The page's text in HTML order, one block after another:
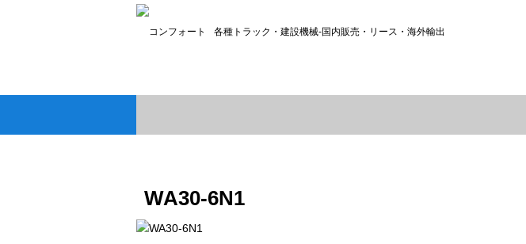
各種トラック・建設機械-国内販売・リース・海外輸出
WA30-6N1